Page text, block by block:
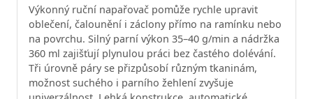
Výkonný ruční napařovač pomůže rychle upravit
oblečení, čalounění i záclony přímo na ramínku nebo
na povrchu. Silný parní výkon 35–40 g/min a nádržka
360 ml zajišťují plynulou práci bez častého dolévání.
Tři úrovně páry se přizpůsobí různým tkaninám,
možnost suchého i parního žehlení zvyšuje